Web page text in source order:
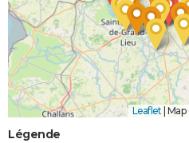
Leaflet
Légende